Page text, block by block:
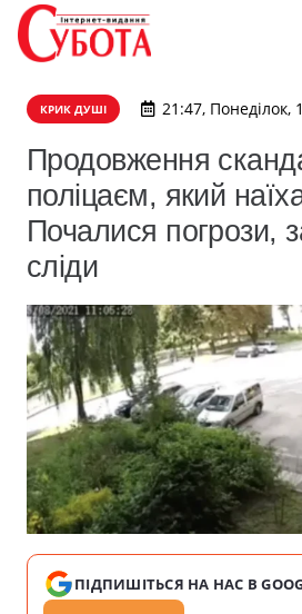
КРИК ДУШІ 21:47, Понеділок,
Продовження
поліцаєм, який
Почалися погрози,
сліди
ПІДПИШІТЬСЯ НА НАС В